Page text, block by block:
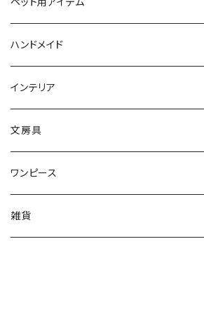
ピアス
バッグ
ボタン
タオル
ルームシューズ
レギンス
首輪
首輪
ハンドメイド
猫ブローチ
ワッペン
インテリア
クッションカバー
文房具
ワンピース
雑貨